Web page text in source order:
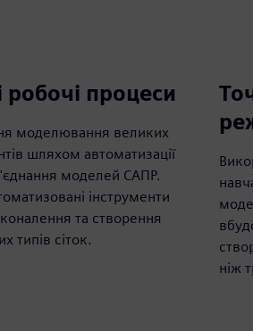
процеси
моделювання великих
шляхом автоматизації
моделей САПР.
інструменти
та створення
типів сіток.
ніж